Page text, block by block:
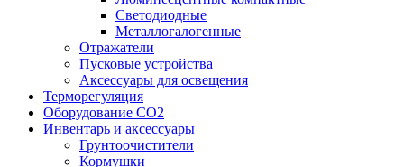
Светодиодные
Металлогалогенные
Отражатели
Пусковые устройства
Аксессуары для освещения
Терморегуляция
Оборудование CO2
Инвентарь и аксессуары
Грунтоочистители
Кормушки